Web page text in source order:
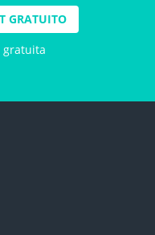
GRATUITO
gratuita